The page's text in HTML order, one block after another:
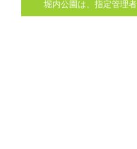
堀内公園は、指定管理者